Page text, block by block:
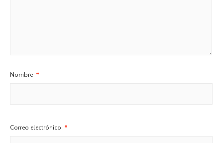
Nombre *
Correo electrónico *